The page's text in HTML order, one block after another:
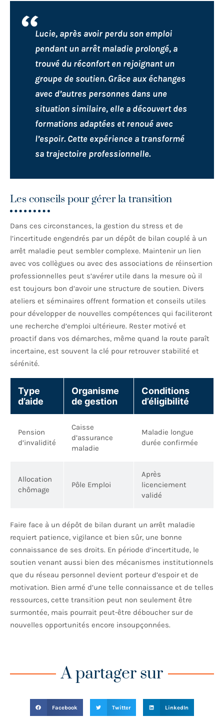
Lucie, après avoir perdu son emploi
pendant un arrêt maladie prolongé, a
trouvé du réconfort en rejoignant un
groupe de soutien. Grâce aux échanges
avec d’autres personnes dans une
situation similaire, elle a découvert des
formations adaptées et renoué avec
l’espoir. Cette expérience a transformé
sa trajectoire professionnelle.
Les conseils pour gérer la transition
Dans ces circonstances, la gestion du stress et de
l’incertitude engendrés par un dépôt de bilan couplé à un
arrêt maladie peut sembler complexe. Maintenir un lien
avec vos collègues ou avec des associations de réinsertion
professionnelles peut s’avérer utile dans la mesure où il
est toujours bon d’avoir une structure de soutien. Divers
ateliers et séminaires offrent formation et conseils utiles
pour développer de nouvelles compétences qui faciliteront
une recherche d’emploi ultérieure. Rester motivé et
proactif dans vos démarches, même quand la route paraît
incertaine, est souvent la clé pour retrouver stabilité et
sérénité.
Type
d’aide
Organisme
de gestion
Conditions
d’éligibilité
Pension
d’invalidité
Caisse
d’assurance
maladie
Maladie longue
durée confirmée
Allocation
chômage
Pôle Emploi
Après
licenciement
validé
Faire face à un dépôt de bilan durant un arrêt maladie
requiert patience, vigilance et bien sûr, une bonne
connaissance de ses droits. En période d’incertitude, le
soutien venant aussi bien des mécanismes institutionnels
que du réseau personnel devient porteur d’espoir et de
motivation. Bien armé d’une telle connaissance et de telles
ressources, cette transition peut non seulement être
surmontée, mais pourrait peut-être déboucher sur de
nouvelles opportunités encore insoupçonnées.
A partager sur
Facebook Twitter LinkedIn